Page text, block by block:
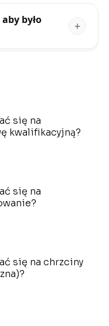
było
się na
kwalifikacyjną?
się na
się na chrzciny